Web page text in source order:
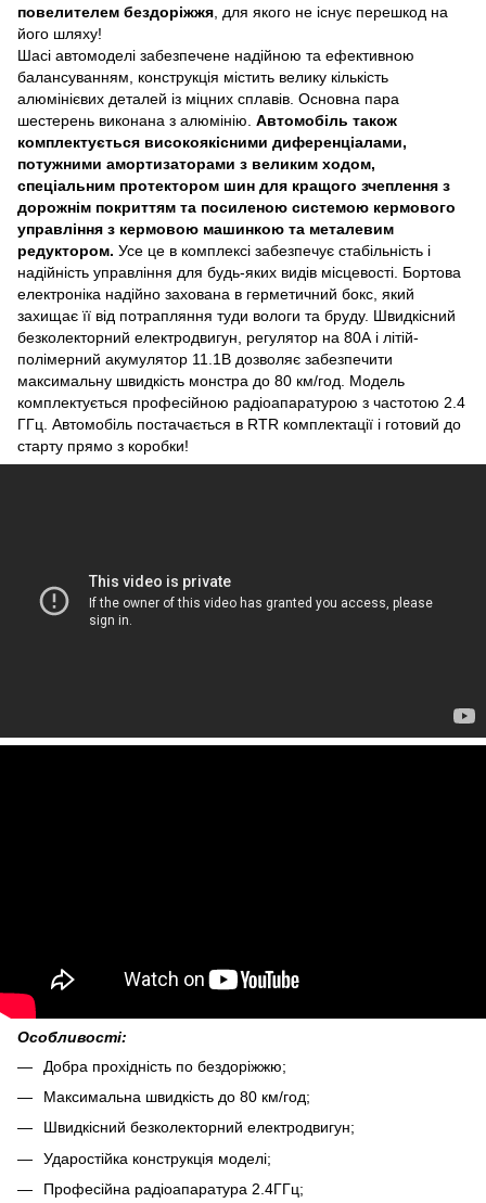
повелителем бездоріжжя , для якого не існує перешкод на
його шляху!
Шасі автомоделі забезпечене надійною та ефективною
балансуванням, конструкція містить велику кількість
алюмінієвих деталей із міцних сплавів. Основна пара
шестерень виконана з алюмінію. Автомобіль також
комплектується високоякісними диференціалами,
потужними амортизаторами з великим ходом,
спеціальним протектором шин для кращого зчеплення з
дорожнім покриттям та посиленою системою кермового
управління з кермовою машинкою та металевим
редуктором. Усе це в комплексі забезпечує стабільність і
надійність управління для будь-яких видів місцевості. Бортова
електроніка надійно захована в герметичний бокс, який
захищає її від потрапляння туди вологи та бруду. Швидкісний
безколекторний електродвигун, регулятор на 80А і літій-
полімерний акумулятор 11.1В дозволяє забезпечити
максимальну швидкість монстра до 80 км/год. Модель
комплектується професійною радіоапаратурою з частотою 2.4
ГГц. Автомобіль постачається в RTR комплектації і готовий до
старту прямо з коробки!
Особливості:
Добра прохідність по бездоріжжю;
Максимальна швидкість до 80 км/год;
Швидкісний безколекторний електродвигун;
Ударостійка конструкція моделі;
Професійна радіоапаратура 2.4ГГц;